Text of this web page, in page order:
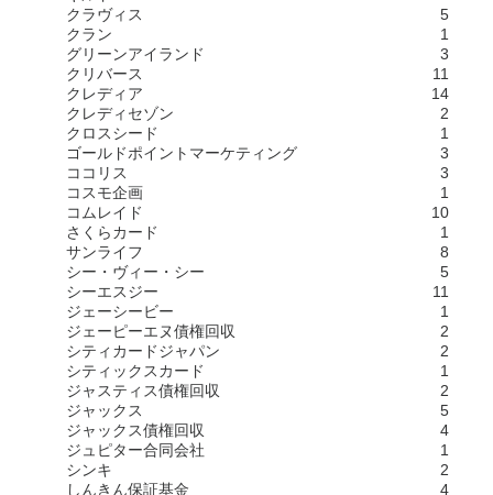
クラヴィス
5
クラン
1
グリーンアイランド
3
クリバース
11
クレディア
14
クレディセゾン
2
クロスシード
1
ゴールドポイントマーケティング
3
ココリス
3
コスモ企画
1
コムレイド
10
さくらカード
1
サンライフ
8
シー・ヴィー・シー
5
シーエスジー
11
ジェーシービー
1
ジェーピーエヌ債権回収
2
シティカードジャパン
2
シティックスカード
1
ジャスティス債権回収
2
ジャックス
5
ジャックス債権回収
4
ジュピター合同会社
1
シンキ
2
しんきん保証基金
4